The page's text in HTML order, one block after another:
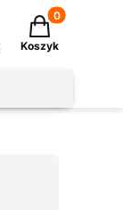
Produkty w
Koszyk